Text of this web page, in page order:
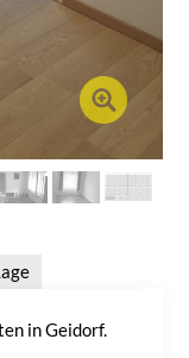
in Geidorf.